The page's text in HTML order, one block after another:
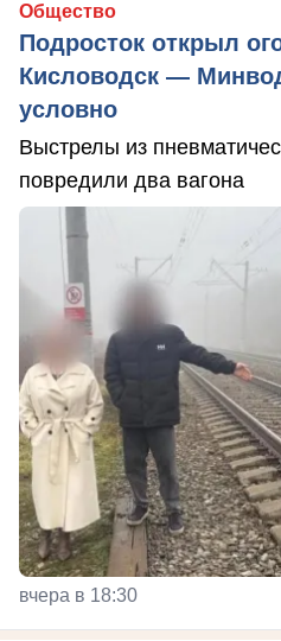
Общество
Подросток открыл
Кисловодск —
условно
Выстрелы из
повредили два вагона
вчера в 18:30